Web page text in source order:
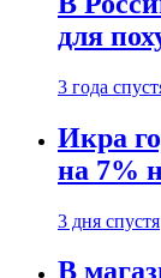
для
3 года
Икра
на 7%
3 дня спустя
В